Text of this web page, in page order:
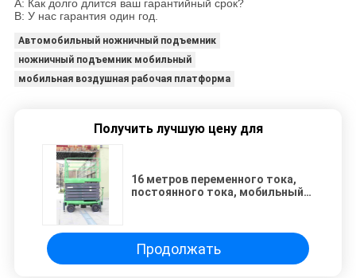
A: Как долго длится ваш гарантийный срок?
B: У нас гарантия один год.
Автомобильный ножничный подъемник
ножничный подъемник мобильный
мобильная воздушная рабочая платформа
Получить лучшую цену для
16 метров переменного тока,
постоянного тока, мобильный
Продолжать